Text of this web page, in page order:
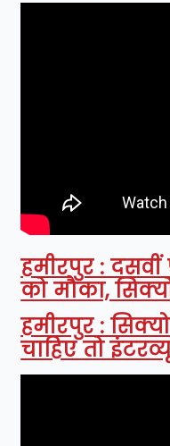
हमीरपुर :
को मौका,
हमीरपुर :
चाहिए तो